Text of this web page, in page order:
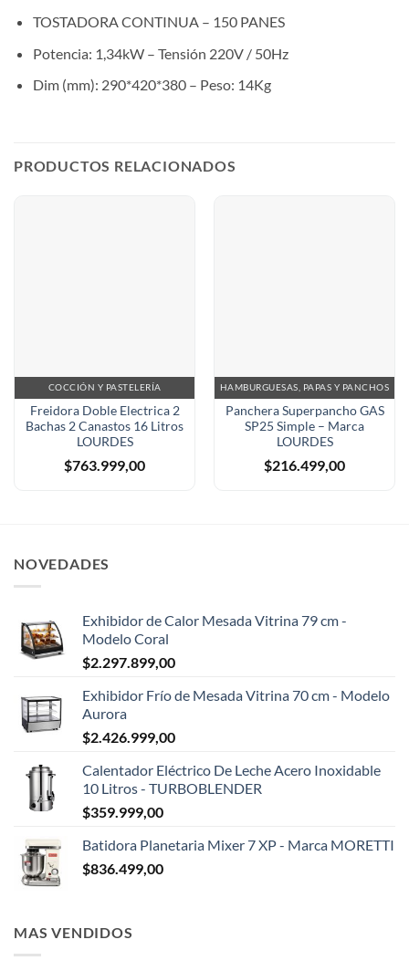
TOSTADORA CONTINUA – 150 PANES
Potencia: 1,34kW – Tensión 220V / 50Hz
Dim (mm): 290*420*380 – Peso: 14Kg
PRODUCTOS RELACIONADOS
COCCIÓN Y PASTELERÍA
Freidora Doble Electrica 2
Bachas 2 Canastos 16 Litros
LOURDES
$763.999,00
HAMBURGUESAS, PAPAS Y PANCHOS
Panchera Superpancho GAS
SP25 Simple – Marca
LOURDES
$216.499,00
NOVEDADES
Exhibidor de Calor Mesada Vitrina 79 cm -
Modelo Coral
$2.297.899,00
Exhibidor Frío de Mesada Vitrina 70 cm - Modelo
Aurora
$2.426.999,00
Calentador Eléctrico De Leche Acero Inoxidable
10 Litros - TURBOBLENDER
$359.999,00
Batidora Planetaria Mixer 7 XP - Marca MORETTI
$836.499,00
MAS VENDIDOS